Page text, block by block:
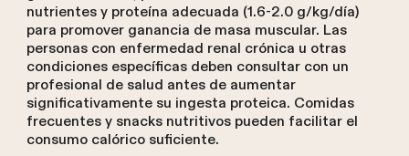
nutrientes y proteína adecuada (1.6-2.0 g/kg/día)
para promover ganancia de masa muscular. Las
personas con enfermedad renal crónica u otras
condiciones específicas deben consultar con un
profesional de salud antes de aumentar
significativamente su ingesta proteica. Comidas
frecuentes y snacks nutritivos pueden facilitar el
consumo calórico suficiente.